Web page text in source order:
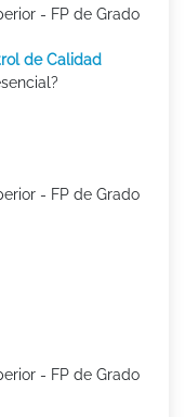
- FP de Grado
de Calidad
- FP de Grado
- FP de Grado